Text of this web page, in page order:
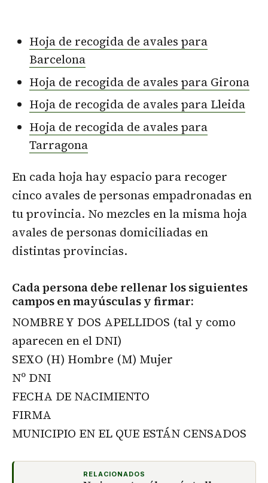
Hoja de recogida de avales para
Barcelona
Hoja de recogida de avales para Girona
Hoja de recogida de avales para Lleida
Hoja de recogida de avales para
Tarragona
En cada hoja hay espacio para recoger
cinco avales de personas empadronadas en
tu provincia. No mezcles en la misma hoja
avales de personas domiciliadas en
distintas provincias.
Cada persona debe rellenar los siguientes
campos en mayúsculas y firmar:
NOMBRE Y DOS APELLIDOS (tal y como
aparecen en el DNI)
SEXO (H) Hombre (M) Mujer
Nº DNI
FECHA DE NACIMIENTO
FIRMA
MUNICIPIO EN EL QUE ESTÁN CENSADOS
RELACIONADOS